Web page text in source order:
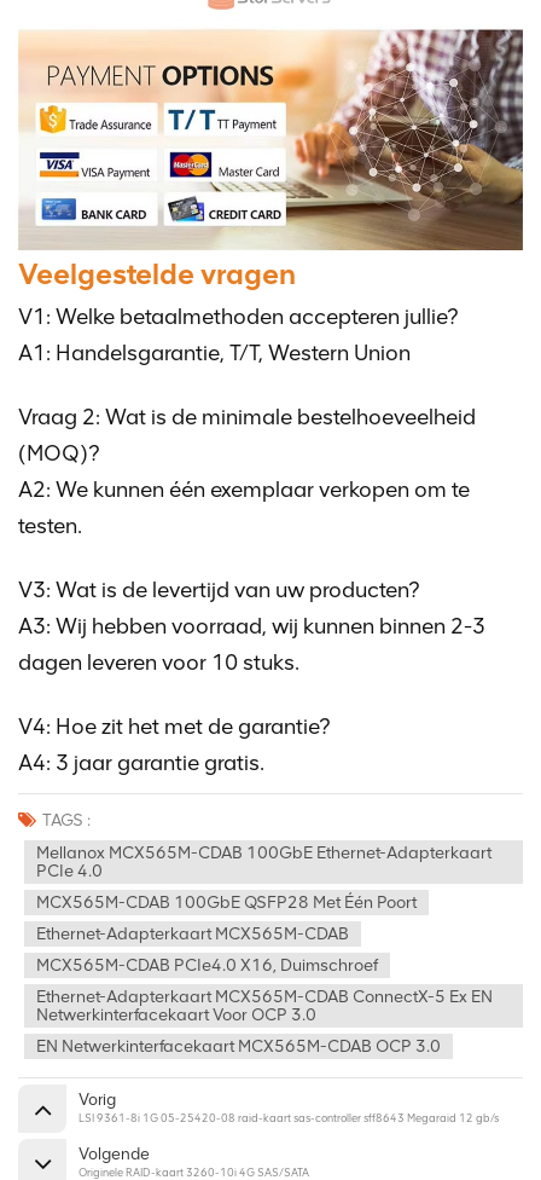
Veelgestelde vragen
V1: Welke betaalmethoden accepteren jullie?
A1: Handelsgarantie, T/T, Western Union
Vraag 2: Wat is de minimale bestelhoeveelheid
(MOQ)?
A2: We kunnen één exemplaar verkopen om te
testen.
V3: Wat is de levertijd van uw producten?
A3: Wij hebben voorraad, wij kunnen binnen 2-3
dagen leveren voor 10 stuks.
V4: Hoe zit het met de garantie?
A4: 3 jaar garantie gratis.
TAGS :
Mellanox MCX565M-CDAB 100GbE Ethernet-Adapterkaart
PCIe 4.0
MCX565M-CDAB 100GbE QSFP28 Met Één Poort
Ethernet-Adapterkaart MCX565M-CDAB
MCX565M-CDAB PCIe4.0 X16, Duimschroef
Ethernet-Adapterkaart MCX565M-CDAB ConnectX-5 Ex EN
Netwerkinterfacekaart Voor OCP 3.0
EN Netwerkinterfacekaart MCX565M-CDAB OCP 3.0
Vorig
LSI 9361-8i 1G 05-25420-08 raid-kaart sas-controller sff8643 Megaraid 12 gb/s
Volgende
Originele RAID-kaart 3260-10i 4G SAS/SATA